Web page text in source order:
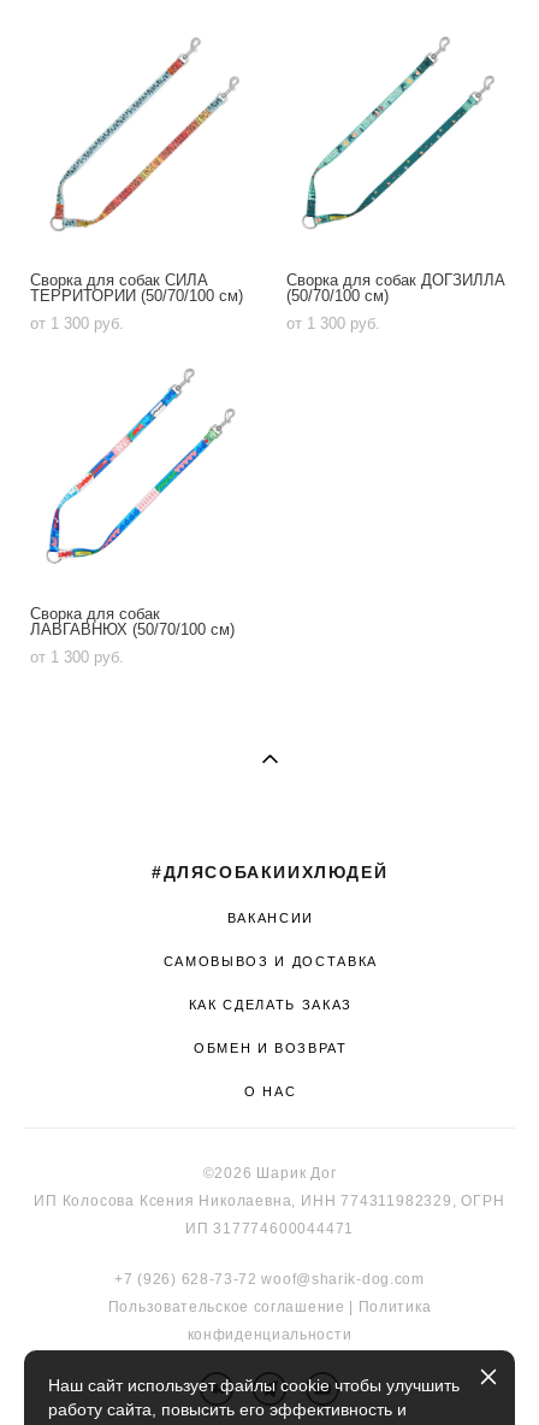
Сворка для собак СИЛА
ТЕРРИТОРИИ (50/70/100 см)
от 1 300 pуб.
Сворка для собак ДОГЗИЛЛА
(50/70/100 см)
от 1 300 pуб.
Сворка для собак
ЛАВГАВНЮХ (50/70/100 см)
от 1 300 pуб.
#ДЛЯСОБАКИИХЛЮДЕЙ
ВАКАНСИИ
САМОВЫВОЗ И ДОСТАВКА
КАК СДЕЛАТЬ ЗАКАЗ
ОБМЕН И ВОЗВРАТ
О НАС
©2026 Шарик Дог
ИП Колосова Ксения Николаевна, ИНН 774311982329, ОГРН
ИП 317774600044471
+7 (926) 628-73-72 woof@sharik-dog.com
Пользовательское соглашение | Политика
конфиденциальности
Наш сайт использует файлы cookie чтобы улучшить
работу сайта, повысить его эффективность и